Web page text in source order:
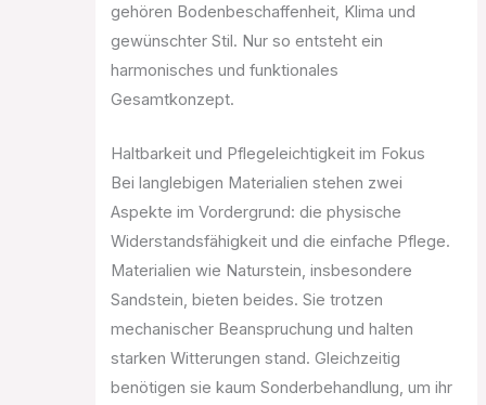
gehören Bodenbeschaffenheit, Klima und
gewünschter Stil. Nur so entsteht ein
harmonisches und funktionales
Gesamtkonzept.
Haltbarkeit und Pflegeleichtigkeit im Fokus
Bei langlebigen Materialien stehen zwei
Aspekte im Vordergrund: die physische
Widerstandsfähigkeit und die einfache Pflege.
Materialien wie Naturstein, insbesondere
Sandstein, bieten beides. Sie trotzen
mechanischer Beanspruchung und halten
starken Witterungen stand. Gleichzeitig
benötigen sie kaum Sonderbehandlung, um ihr